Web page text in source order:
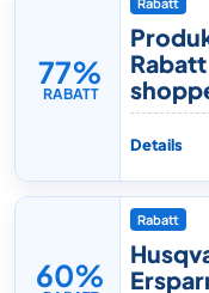
77%
RABATT
Details
60%
Rabatt